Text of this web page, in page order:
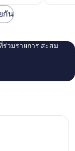
กัน
วมรายการ สะสม